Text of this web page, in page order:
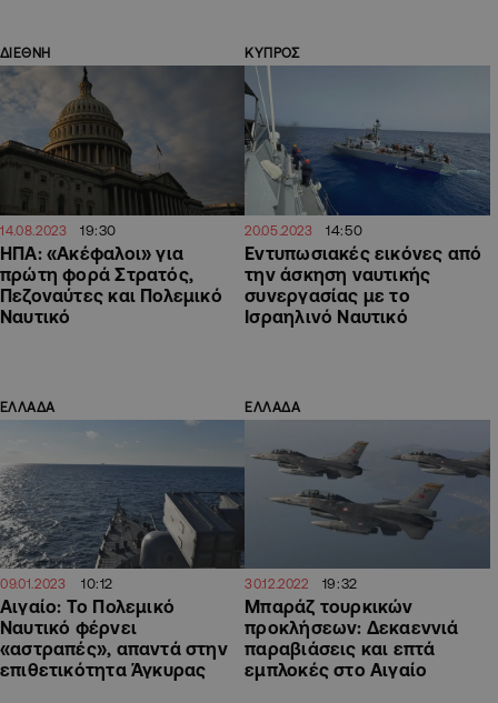
ΔΙΕΘΝΗ
14.08.2023 19:30
ΗΠΑ: «Ακέφαλοι» για
πρώτη φορά Στρατός,
Πεζοναύτες και Πολεμικό
Ναυτικό
ΚΥΠΡΟΣ
20.05.2023 14:50
Εντυπωσιακές εικόνες από
την άσκηση ναυτικής
συνεργασίας με το
Ισραηλινό Ναυτικό
ΕΛΛΑΔΑ
09.01.2023 10:12
Αιγαίο: Το Πολεμικό
Ναυτικό φέρνει
«αστραπές», απαντά στην
επιθετικότητα Άγκυρας
ΕΛΛΑΔΑ
30.12.2022 19:32
Μπαράζ τουρκικών
προκλήσεων: Δεκαεννιά
παραβιάσεις και επτά
εμπλοκές στο Αιγαίο